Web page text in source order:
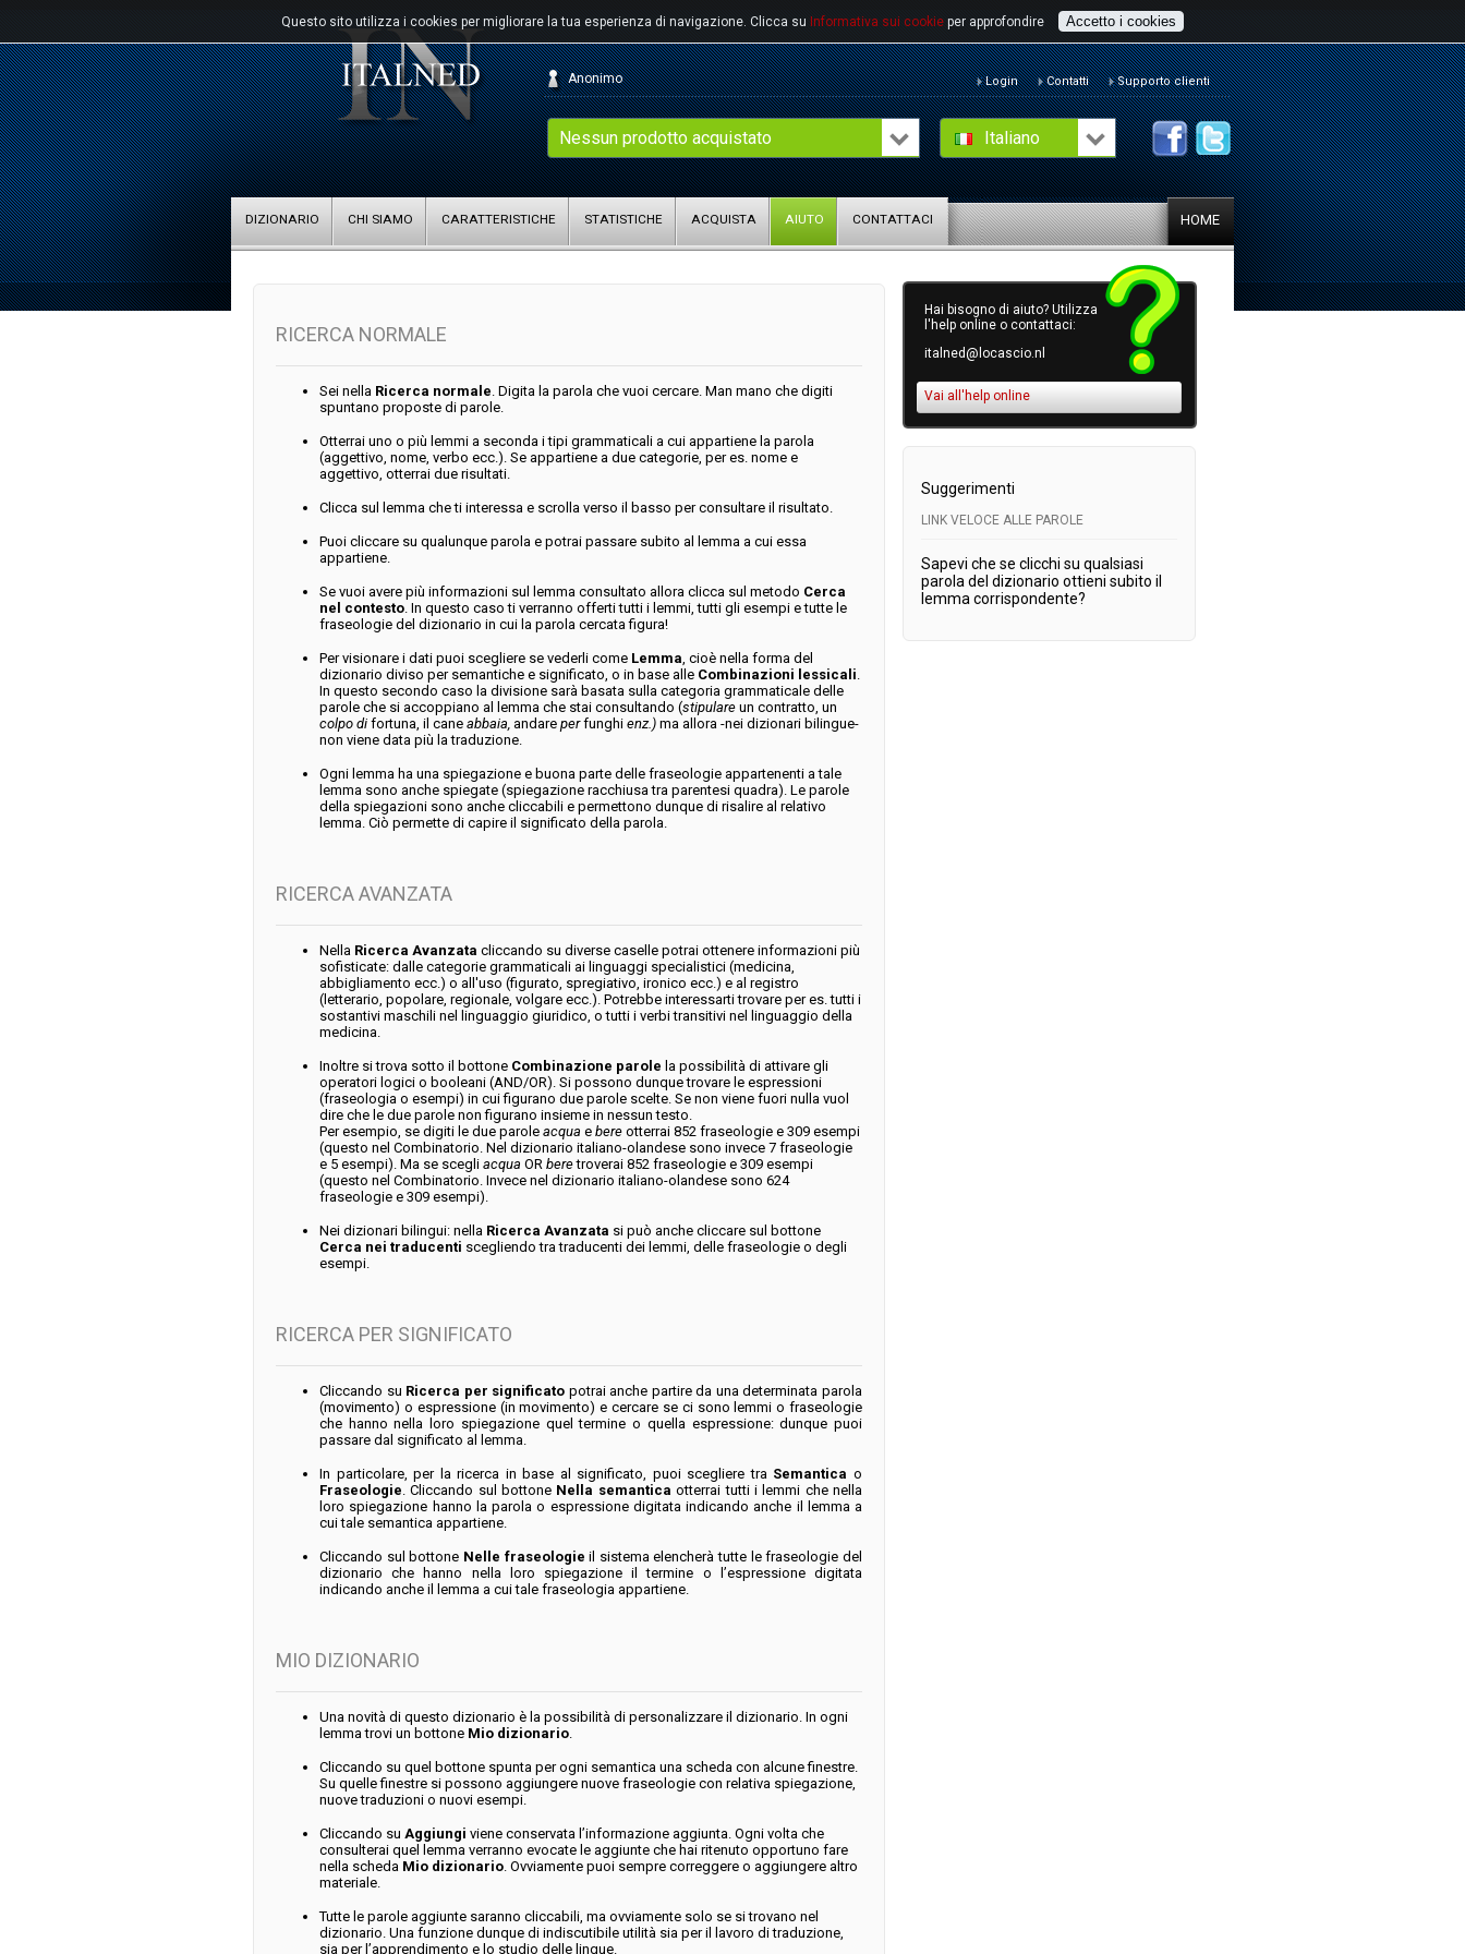
Questo sito utilizza i cookies per migliorare la tua esperienza di navigazione. Clicca su Informativa sui cookie per approfondire Accetto i cookies
Italiano
Nessun prodotto acquistato
Anonimo Login Contatti Supporto clienti
HOME
DIZIONARIO CHI SIAMO CARATTERISTICHE STATISTICHE ACQUISTA AIUTO CONTATTACI
RICERCA NORMALE
Sei nella Ricerca normale . Digita la parola che vuoi cercare. Man mano che digiti
spuntano proposte di parole.
Otterrai uno o più lemmi a seconda i tipi grammaticali a cui appartiene la parola
(aggettivo, nome, verbo ecc.). Se appartiene a due categorie, per es. nome e
aggettivo, otterrai due risultati.
Clicca sul lemma che ti interessa e scrolla verso il basso per consultare il risultato.
Puoi cliccare su qualunque parola e potrai passare subito al lemma a cui essa
appartiene.
Se vuoi avere più informazioni sul lemma consultato allora clicca sul metodo Cerca
nel contesto . In questo caso ti verranno offerti tutti i lemmi, tutti gli esempi e tutte le
fraseologie del dizionario in cui la parola cercata figura!
Per visionare i dati puoi scegliere se vederli come Lemma , cioè nella forma del
dizionario diviso per semantiche e significato, o in base alle Combinazioni lessicali
In questo secondo caso la divisione sarà basata sulla categoria grammaticale delle
parole che si accoppiano al lemma che stai consultando (stipulare un contratto, un
colpo di fortuna, il cane abbaia, andare perfunghi enz.) ma allora -nei dizionari bilingue-
non viene data più la traduzione.
Ogni lemma ha una spiegazione e buona parte delle fraseologie appartenenti a tale
lemma sono anche spiegate (spiegazione racchiusa tra parentesi quadra). Le parole
della spiegazioni sono anche cliccabili e permettono dunque di risalire al relativo
lemma. Ciò permette di capire il significato della parola.
RICERCA AVANZATA
Nella Ricerca Avanzata cliccando su diverse caselle potrai ottenere informazioni più
sofisticate: dalle categorie grammaticali ai linguaggi specialistici (medicina,
abbigliamento ecc.) o all'uso (figurato, spregiativo, ironico ecc.) e al registro
(letterario, popolare, regionale, volgare ecc.). Potrebbe interessarti trovare per es. tutti i
sostantivi maschili nel linguaggio giuridico, o tutti i verbi transitivi nel linguaggio della
medicina.
Inoltre si trova sotto il bottone Combinazione parole la possibilità di attivare gli
operatori logici o booleani (AND/OR). Si possono dunque trovare le espressioni
(fraseologia o esempi) in cui figurano due parole scelte. Se non viene fuori nulla vuol
dire che le due parole non figurano insieme in nessun testo.
Per esempio, se digiti le due parole acqua e bere otterrai 852 fraseologie e 309 esempi
(questo nel Combinatorio. Nel dizionario italiano-olandese sono invece 7 fraseologie
e 5 esempi). Ma se scegli acqua OR beretroverai 852 fraseologie e 309 esempi
(questo nel Combinatorio. Invece nel dizionario italiano-olandese sono 624
fraseologie e 309 esempi).
Nei dizionari bilingui: nella Ricerca Avanzata si può anche cliccare sul bottone
Cerca nei traducenti scegliendo tra traducenti dei lemmi, delle fraseologie o degli
esempi.
RICERCA PER SIGNIFICATO
Cliccando su Ricerca per significato potrai anche partire da una determinata parola
(movimento) o espressione (in movimento) e cercare se ci sono lemmi o fraseologie
che hanno nella loro spiegazione quel termine o quella espressione: dunque puoi
passare dal significato al lemma.
In particolare, per la ricerca in base al significato, puoi scegliere tra Semantica o
Fraseologie . Cliccando sul bottone Nella semantica otterrai tutti i lemmi che nella
loro spiegazione hanno la parola o espressione digitata indicando anche il lemma a
cui tale semantica appartiene.
Cliccando sul bottone Nelle fraseologie il sistema elencherà tutte le fraseologie del
dizionario che hanno nella loro spiegazione il termine o l’espressione digitata
indicando anche il lemma a cui tale fraseologia appartiene.
MIO DIZIONARIO
Una novità di questo dizionario è la possibilità di personalizzare il dizionario. In ogni
lemma trovi un bottone Mio dizionario
Cliccando su quel bottone spunta per ogni semantica una scheda con alcune finestre.
Su quelle finestre si possono aggiungere nuove fraseologie con relativa spiegazione,
nuove traduzioni o nuovi esempi.
Cliccando su Aggiungi viene conservata l’informazione aggiunta. Ogni volta che
consulterai quel lemma verranno evocate le aggiunte che hai ritenuto opportuno fare
nella scheda Mio dizionario . Ovviamente puoi sempre correggere o aggiungere altro
materiale.
Tutte le parole aggiunte saranno cliccabili, ma ovviamente solo se si trovano nel
dizionario. Una funzione dunque di indiscutibile utilità sia per il lavoro di traduzione,
sia per l’apprendimento e lo studio delle lingue.
Hai bisogno di aiuto? Utilizza
l'help online o contattaci:
italned@locascio.nl
Vai all'help online
Suggerimenti
LINK VELOCE ALLE PAROLE
Sapevi che se clicchi su qualsiasi
parola del dizionario ottieni subito il
lemma corrispondente?